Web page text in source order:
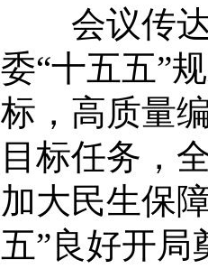
会议传达
委“十五五”
标，高质量
目标任务，
加大民生保
五”良好开局